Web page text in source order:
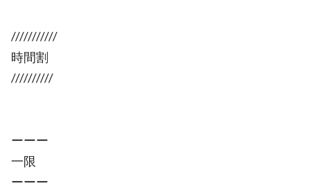
///////////
時間割
//////////
ーーー
一限
ーーー